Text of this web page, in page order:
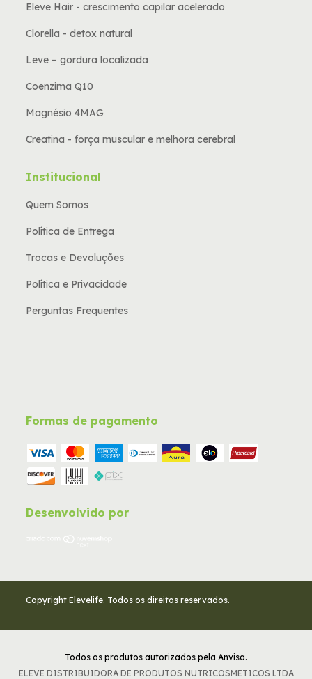
Eleve Hair - crescimento capilar acelerado
Clorella - detox natural
Leve – gordura localizada
Coenzima Q10
Magnésio 4MAG
Creatina - força muscular e melhora cerebral
Institucional
Quem Somos
Política de Entrega
Trocas e Devoluções
Política e Privacidade
Perguntas Frequentes
Formas de pagamento
Desenvolvido por
Copyright Elevelife. Todos os direitos reservados.
Todos os produtos autorizados pela Anvisa.
ELEVE DISTRIBUIDORA DE PRODUTOS NUTRICOSMETICOS LTDA